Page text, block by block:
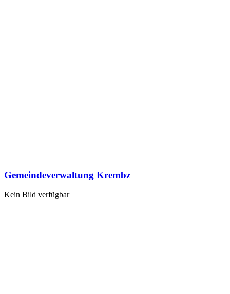
Gemeindeverwaltung Krembz
Kein Bild verfügbar